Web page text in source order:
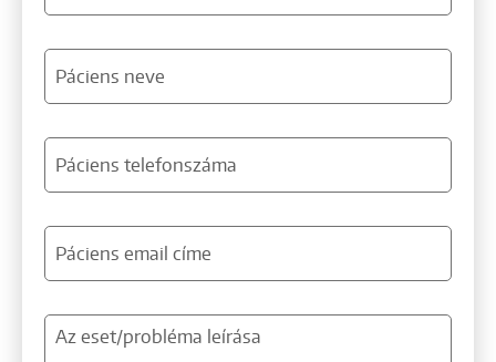
Páciens neve
Páciens telefonszáma
Páciens email címe
Az eset/probléma leírása